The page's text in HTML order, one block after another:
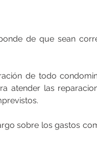
de que sean
de todo
atender las
sobre los gastos